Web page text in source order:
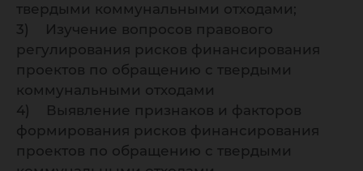
твердыми коммунальными отходами;
3) Изучение вопросов правового
регулирования рисков финансирования
проектов по обращению с твердыми
коммунальными отходами
4) Выявление признаков и факторов
формирования рисков финансирования
проектов по обращению с твердыми